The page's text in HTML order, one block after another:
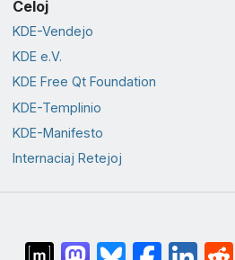
Celoj
KDE-Vendejo
KDE e.V.
KDE Free Qt Foundation
KDE-Templinio
KDE-Manifesto
Internaciaj Retejoj